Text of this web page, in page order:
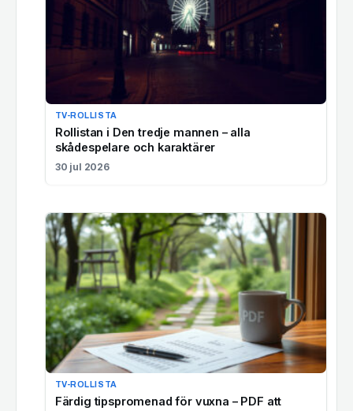
TV-ROLLISTA
Rollistan i Den tredje mannen – alla
skådespelare och karaktärer
30 jul 2026
TV-ROLLISTA
Färdig tipspromenad för vuxna – PDF att